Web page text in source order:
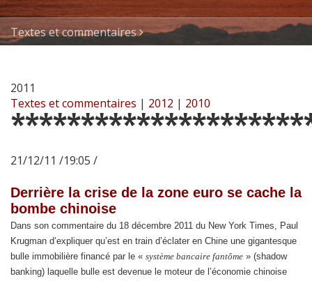
Textes et commentaires
2011
Textes et commentaires | 2012 | 2010
21/12/11 /19:05 /
Derrière la crise de la zone euro se cache la
bombe chinoise
Dans son commentaire du 18 décembre 2011 du New York Times, Paul
Krugman d’expliquer qu’est en train d’éclater en Chine une gigantesque
bulle immobilière financé par le « système bancaire fantôme » (shadow
banking) laquelle bulle est devenue le moteur de l’économie chinoise